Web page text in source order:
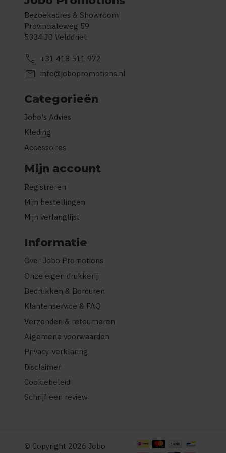
Bezoekadres & Showroom
Provincialeweg 59
5334 JD Velddriel
call +31 418 511 972
mail info@jobopromotions.nl
Categorieën
Jobo's Advies
Kleding
Accessoires
Mijn account
Registreren
Mijn bestellingen
Mijn verlanglijst
Informatie
Over Jobo Promotions
Onze eigen drukkerij
Bedrukken & Borduren
Klantenservice & FAQ
Verzenden & retourneren
Algemene voorwaarden
Privacy-verklaring
Disclaimer
Cookiebeleid
Schrijf een review
© Copyright 2026 Jobo